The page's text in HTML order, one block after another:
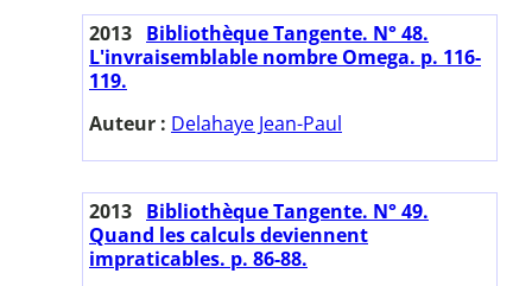
2013 Bibliothèque Tangente. N° 48.
L'invraisemblable nombre Omega. p. 116-
119.
Auteur : Delahaye Jean-Paul
2013 Bibliothèque Tangente. N° 49.
Quand les calculs deviennent
impraticables. p. 86-88.